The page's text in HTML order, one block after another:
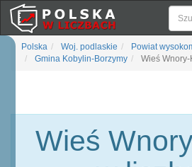
Polska Woj. podlaskie
Powiat
Gmina Kobylin-Borzymy
Wieś Wnory-
Wieś